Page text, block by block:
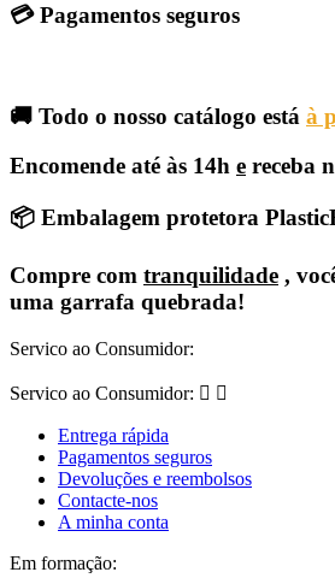
💳 Pagamentos seguros
🚚 Todo o nosso catálogo está à
Encomende até às 14h e receba
📦 Embalagem protetora
Compre com tranquilidade ,
uma garrafa quebrada!
Servico ao Consumidor:
Servico ao Consumidor:  
Entrega rápida
Pagamentos seguros
Devoluções e reembolsos
Contacte-nos
A minha conta
Em formação: